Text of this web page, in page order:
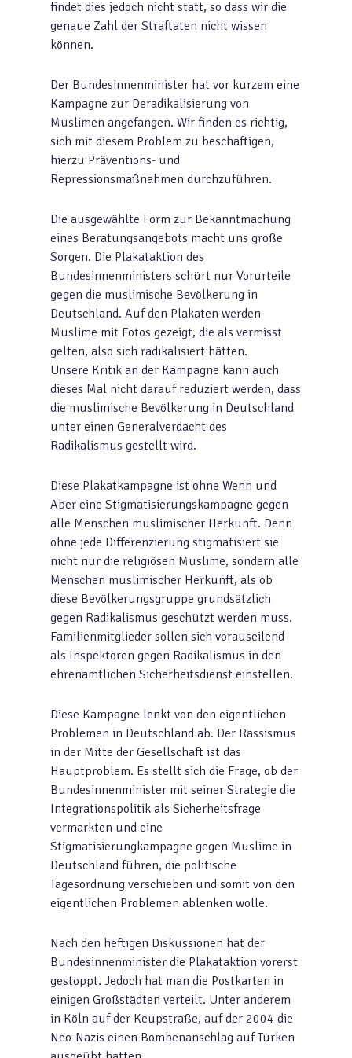
findet dies jedoch nicht statt, so dass wir die
genaue Zahl der Straftaten nicht wissen
können.
Der Bundesinnenminister hat vor kurzem eine
Kampagne zur Deradikalisierung von
Muslimen angefangen. Wir finden es richtig,
sich mit diesem Problem zu beschäftigen,
hierzu Präventions- und
Repressionsmaßnahmen durchzuführen.
Die ausgewählte Form zur Bekanntmachung
eines Beratungsangebots macht uns große
Sorgen. Die Plakataktion des
Bundesinnenministers schürt nur Vorurteile
gegen die muslimische Bevölkerung in
Deutschland. Auf den Plakaten werden
Muslime mit Fotos gezeigt, die als vermisst
gelten, also sich radikalisiert hätten.
Unsere Kritik an der Kampagne kann auch
dieses Mal nicht darauf reduziert werden, dass
die muslimische Bevölkerung in Deutschland
unter einen Generalverdacht des
Radikalismus gestellt wird.
Diese Plakatkampagne ist ohne Wenn und
Aber eine Stigmatisierungskampagne gegen
alle Menschen muslimischer Herkunft. Denn
ohne jede Differenzierung stigmatisiert sie
nicht nur die religiösen Muslime, sondern alle
Menschen muslimischer Herkunft, als ob
diese Bevölkerungsgruppe grundsätzlich
gegen Radikalismus geschützt werden muss.
Familienmitglieder sollen sich vorauseilend
als Inspektoren gegen Radikalismus in den
ehrenamtlichen Sicherheitsdienst einstellen.
Diese Kampagne lenkt von den eigentlichen
Problemen in Deutschland ab. Der Rassismus
in der Mitte der Gesellschaft ist das
Hauptproblem. Es stellt sich die Frage, ob der
Bundesinnenminister mit seiner Strategie die
Integrationspolitik als Sicherheitsfrage
vermarkten und eine
Stigmatisierungkampagne gegen Muslime in
Deutschland führen, die politische
Tagesordnung verschieben und somit von den
eigentlichen Problemen ablenken wolle.
Nach den heftigen Diskussionen hat der
Bundesinnenminister die Plakataktion vorerst
gestoppt. Jedoch hat man die Postkarten in
einigen Großstädten verteilt. Unter anderem
in Köln auf der Keupstraße, auf der 2004 die
Neo-Nazis einen Bombenanschlag auf Türken